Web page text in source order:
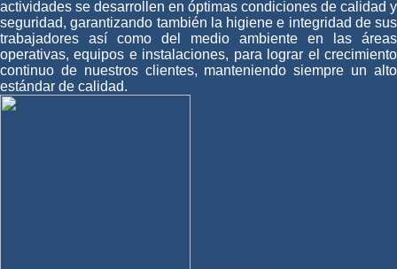
actividades se desarrollen en óptimas condiciones de calidad y
seguridad, garantizando también la higiene e integridad de sus
trabajadores así como del medio ambiente en las áreas
operativas, equipos e instalaciones, para lograr el crecimiento
continuo de nuestros clientes, manteniendo siempre un alto
estándar de calidad.